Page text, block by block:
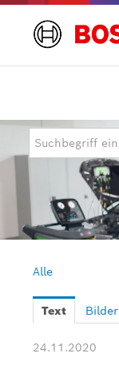
Bosch
eBike
Mobility
Power
Alle
Text Bilder
24.11.2020